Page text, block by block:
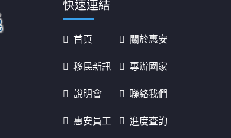
快速連結
首頁
移民新訊
說明會
惠安員工
關於惠安
專辦國家
聯絡我們
進度查詢